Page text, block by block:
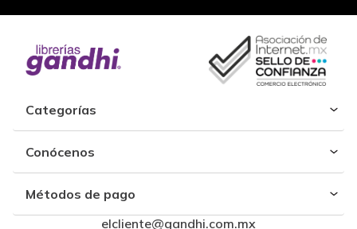
Categorías
Conócenos
Métodos de pago
elcliente@gandhi.com.mx